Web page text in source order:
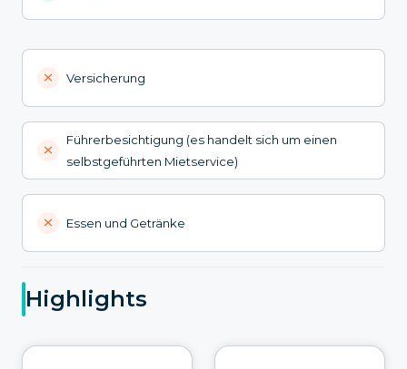
Versicherung
Führerbesichtigung (es handelt sich um einen
selbstgeführten Mietservice)
Essen und Getränke
Highlights